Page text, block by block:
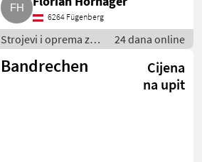
6264 Fügenberg
Strojevi i oprema za
travu i baliranje /
Brdski strojevi
24 dana online
Bandrechen
Cijena
na upit